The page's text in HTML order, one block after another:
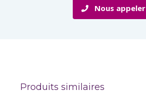
Nous appeler
Produits similaires